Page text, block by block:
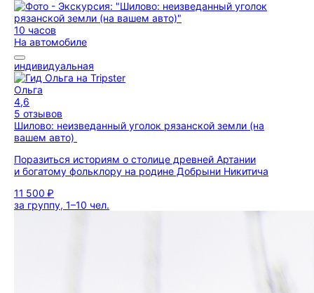
10 часов
На автомобиле
индивидуальная
Ольга
4,6
5 отзывов
Шилово: неизведанный уголок рязанской земли (на
вашем авто)
Поразиться историям о столице древней Артании
и богатому фольклору на родине Добрыни Никитича
11 500 ₽
за группу, 1–10 чел.